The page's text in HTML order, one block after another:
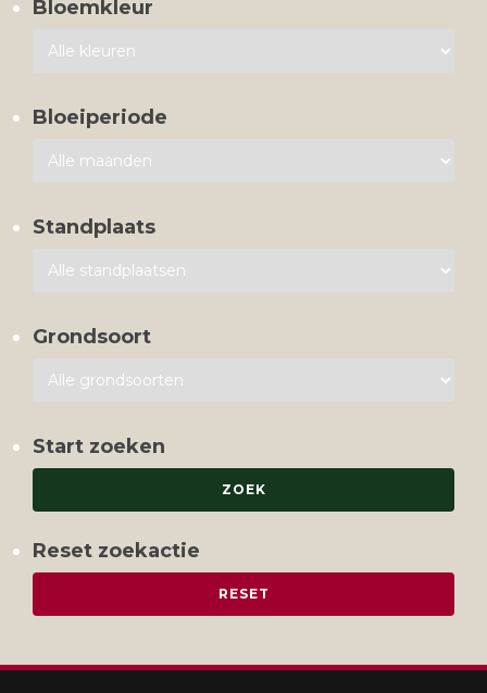
Bloemkleur
Bloeiperiode
Standplaats
Grondsoort
Start zoeken
Reset zoekactie